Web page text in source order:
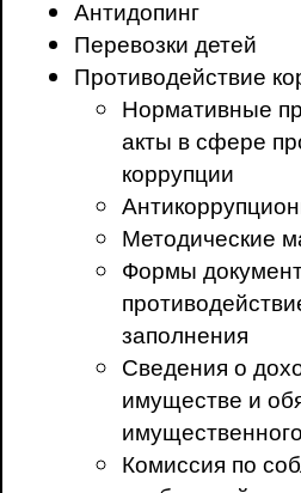
Антидопинг
Перевозки детей
Противодействие
Нормативные
акты в сфере
коррупции
Методические
Формы
заполнения
Сведения о
имуществе и
Комиссия по